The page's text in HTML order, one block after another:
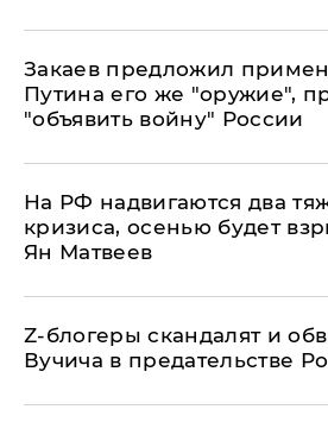
Закаев предложил
Путина его же "оружие",
"объявить войну" России
На РФ надвигаются два
кризиса, осенью будет
Ян Матвеев
Z-блогеры скандалят и
Вучича в предательстве